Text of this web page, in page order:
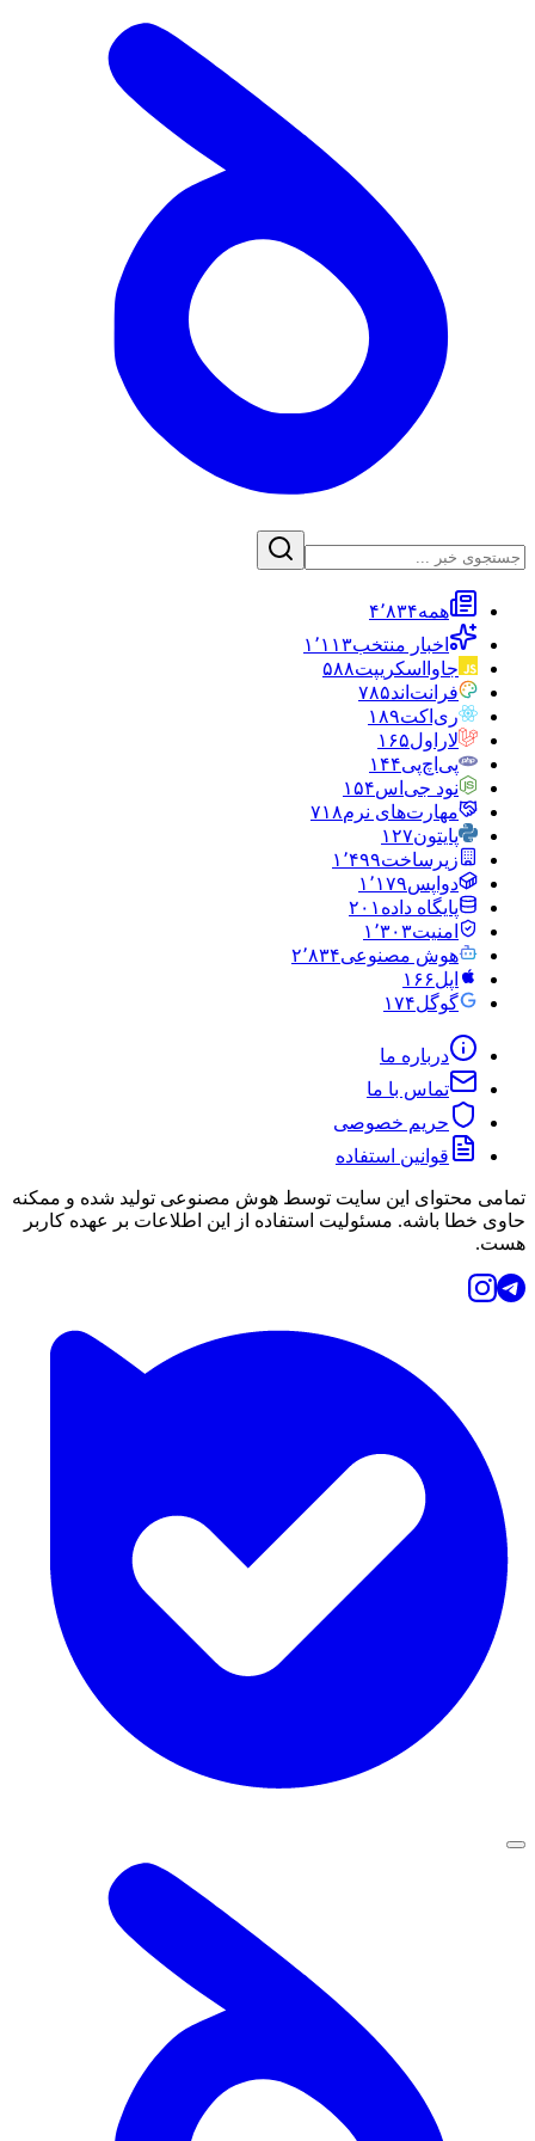
همه۴٬۸۳۴
اخبار منتخب۱٬۱۱۳
جاوااسکریپت۵۸۸
فرانت‌اند۷۸۵
ری‌اکت۱۸۹
لاراول۱۶۵
پی‌اچ‌پی۱۴۴
نود جی‌اس۱۵۴
مهارت‌های نرم۷۱۸
پایتون۱۲۷
زیرساخت۱٬۴۹۹
دواپس۱٬۱۷۹
پایگاه داده ۲۰۱
امنیت۱٬۳۰۳
هوش مصنوعی۲٬۸۳۴
اپل۱۶۶
گوگل۱۷۴
درباره ما
تماس با ما
حریم خصوصی
قوانین استفاده
تمامی محتوای این سایت توسط هوش مصنوعی تولید شده و ممکنه
حاوی خطا باشه. مسئولیت استفاده از این اطلاعات بر عهده کاربر
هست.